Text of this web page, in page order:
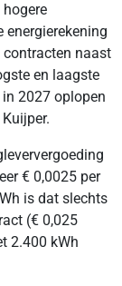
hogere
energierekening
contracten naast
en laagste
2027 oplopen
€ 0,0025 per
is dat slechts
(€ 0,025
2.400 kWh